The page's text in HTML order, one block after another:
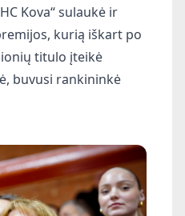
Kova“ sulaukė ir
kurią iškart po
titulo įteikė
buvusi rankininkė